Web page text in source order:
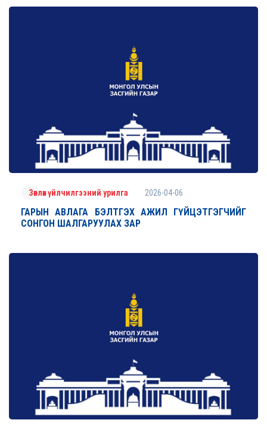
Зөвлөх үйлчилгээний урилга 2026-04-06
ГАРЫН АВЛАГА БЭЛТГЭХ АЖИЛ ГҮЙЦЭТГЭГЧИЙГ
СОНГОН ШАЛГАРУУЛАХ ЗАР